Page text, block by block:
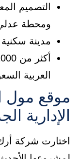
التصميم
ومحطة
مدينة
العربية
موقع مول
الإدارية
اختارت شركة